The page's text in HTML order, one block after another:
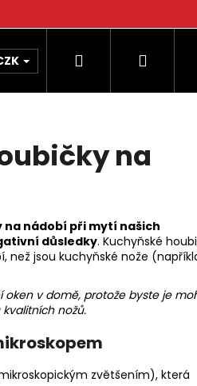
Hledat
na
nádobí při mytí našich
důsledky. Kuchyňské
než jsou kuchyňské nože
v domě, protože byste je
nožů.
zvětšením), která